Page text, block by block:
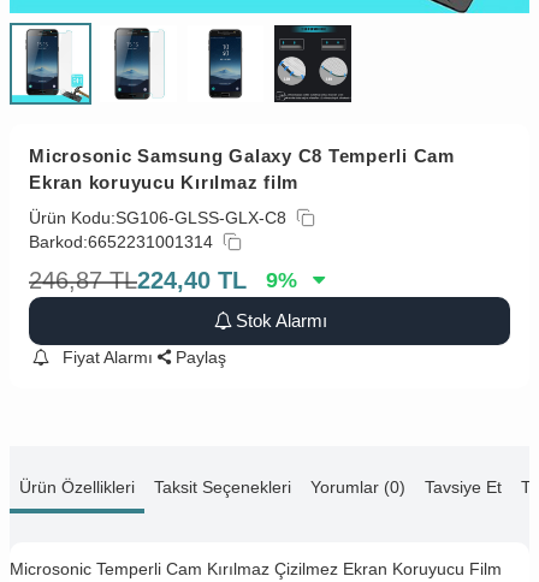
Microsonic Samsung Galaxy C8 Temperli Cam
Ekran koruyucu Kırılmaz film
Ürün Kodu:SG106-GLSS-GLX-C8
Barkod:6652231001314
246,87 TL224,40 TL 9%
Stok Alarmı
Fiyat Alarmı Paylaş
Ürün Özellikleri Taksit Seçenekleri Yorumlar (0) Tavsiye Et
Microsonic Temperli Cam Kırılmaz Çizilmez Ekran Koruyucu Film